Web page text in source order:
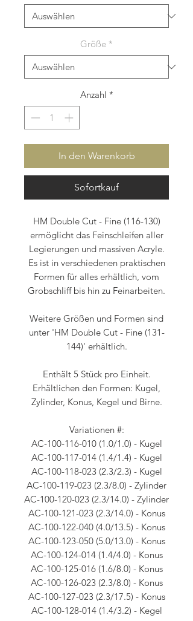
Größe *
Anzahl *
In den Warenkorb
Sofortkauf
HM Double Cut - Fine (116-130)
ermöglicht das Feinschleifen aller
Legierungen und massiven Acryle.
Es ist in verschiedenen praktischen
Formen für alles erhältlich, vom
Grobschliff bis hin zu Feinarbeiten.
Weitere Größen und Formen sind
unter 'HM Double Cut - Fine (131-
144)' erhältlich.
Enthält 5 Stück pro Einheit.
Erhältlichen den Formen: Kugel,
Zylinder, Konus, Kegel und Birne.
Variationen #:
AC-100-116-010 (1.0/1.0) - Kugel
AC-100-117-014 (1.4/1.4) - Kugel
AC-100-118-023 (2.3/2.3) - Kugel
AC-100-119-023 (2.3/8.0) - Zylinder
AC-100-120-023 (2.3/14.0) - Zylinder
AC-100-121-023 (2.3/14.0) - Konus
AC-100-122-040 (4.0/13.5) - Konus
AC-100-123-050 (5.0/13.0) - Konus
AC-100-124-014 (1.4/4.0) - Konus
AC-100-125-016 (1.6/8.0) - Konus
AC-100-126-023 (2.3/8.0) - Konus
AC-100-127-023 (2.3/17.5) - Konus
AC-100-128-014 (1.4/3.2) - Kegel